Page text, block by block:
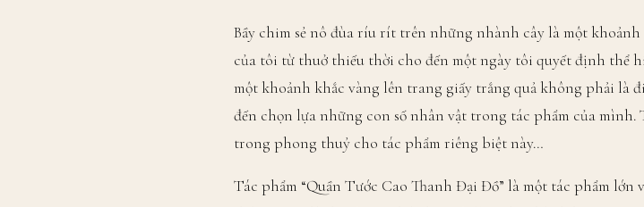
Bầy chim sẻ nô đùa ríu rít trên những nhành cây là một
của tôi từ thuở thiếu thời cho đến một ngày tôi quyết định thể
một khoảnh khắc vàng lên trang giấy trắng quả không phải là
đến chọn lựa những con số nhân vật trong tác phẩm của
trong phong thuỷ cho tác phẩm riêng biệt này…
Tác phẩm “Quần Tước Cao Thanh Đại Đồ” là một tác phẩm lớn